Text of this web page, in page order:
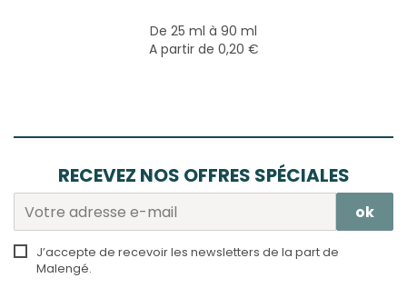
De 25 ml à 90 ml
A partir de 0,20 €
RECEVEZ NOS OFFRES SPÉCIALES
J’accepte de recevoir les newsletters de la part de
Malengé.